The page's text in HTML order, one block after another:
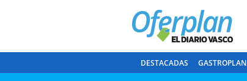
DESTACADAS GASTROPLAN